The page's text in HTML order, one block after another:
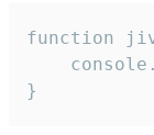
function
}